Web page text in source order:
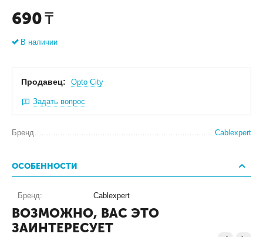
690 ₸
В наличии
Продавец: Оpto City
Задать вопрос
Бренд Cablexpert
ОСОБЕННОСТИ
Бренд: Cablexpert
ВОЗМОЖНО, ВАС ЭТО
ЗАИНТЕРЕСУЕТ